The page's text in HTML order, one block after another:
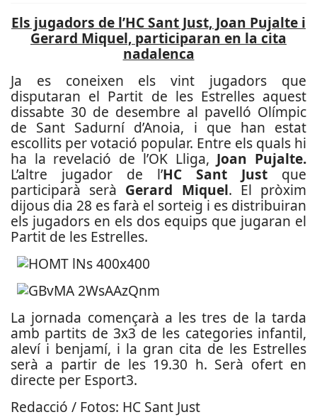
Els jugadors de l’HC Sant Just, Joan Pujalte i
Gerard Miquel, participaran en la cita
nadalenca
Ja es coneixen els vint jugadors que
disputaran el Partit de les Estrelles aquest
dissabte 30 de desembre al pavelló Olímpic
de Sant Sadurní d’Anoia, i que han estat
escollits per votació popular. Entre els quals hi
ha la revelació de l’OK Lliga, Joan Pujalte.
L’altre jugador de l’HC Sant Just que
participarà serà Gerard Miquel. El pròxim
dijous dia 28 es farà el sorteig i es distribuiran
els jugadors en els dos equips que jugaran el
Partit de les Estrelles.
La jornada començarà a les tres de la tarda
amb partits de 3x3 de les categories infantil,
aleví i benjamí, i la gran cita de les Estrelles
serà a partir de les 19.30 h. Serà ofert en
directe per Esport3.
Redacció / Fotos: HC Sant Just